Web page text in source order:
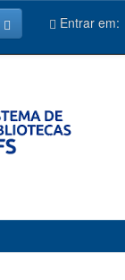
Entrar em: